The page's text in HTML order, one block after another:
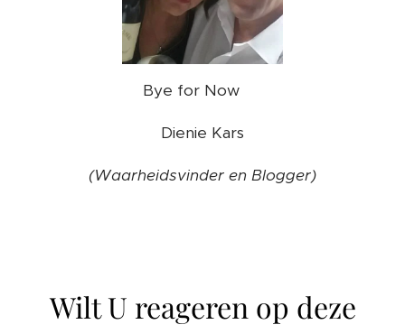
Bye for Now ❤️
Dienie Kars
(Waarheidsvinder en Blogger)
Wilt U reageren op deze